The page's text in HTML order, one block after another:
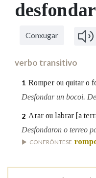
Facebook
TwitterYoutubeInstagram
Bluesky
BUSCAR NOS LEMAS
Comeza por
desfondar
Conxugar
verbo transitivo
1 Romper ou quitar o
Desfondar un bocoi.
2 Arar ou labrar [a
Desfondaron o terreo
CONFRÓNTESE